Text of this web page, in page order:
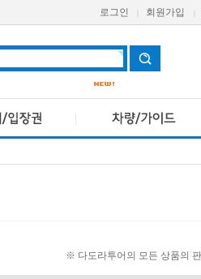
로그인 회원가입
6
3
※ 다도라투어의 모든 상품의